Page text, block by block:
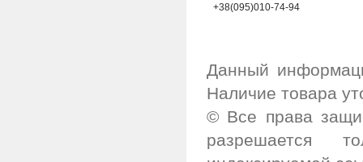
+38(095)010-74-94
Данный
Наличие товара
© Все права
разрешается